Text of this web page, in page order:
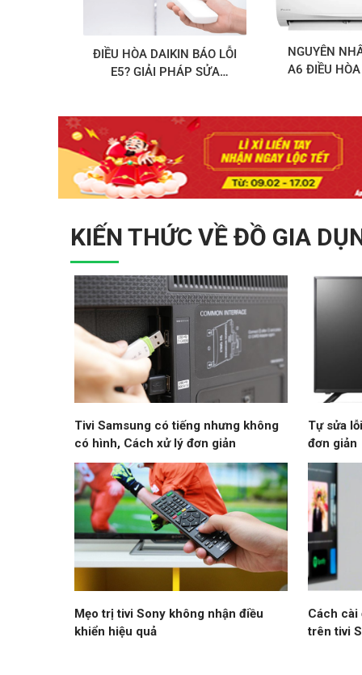
ĐIỀU HÒA DAIKIN BÁO LỖI
E5? GIẢI PHÁP SỬA
NGUYÊN
A6 ĐIỀU
KIẾN THỨC VỀ ĐỒ GIA
Tivi Samsung có tiếng nhưng không
có hình, Cách xử lý đơn giản
Tự sửa
đơn giản
Mẹo trị tivi Sony không nhận điều
khiển hiệu quả
Cách cài
trên tivi